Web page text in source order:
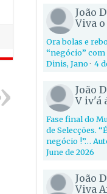
João
Viva o
Ora bolas e
“negócio” com
Dinis, Jano· 4
João
V iv'á
Fase final do
de Selecções.
negócio !”…
June de 2026
João
Viva